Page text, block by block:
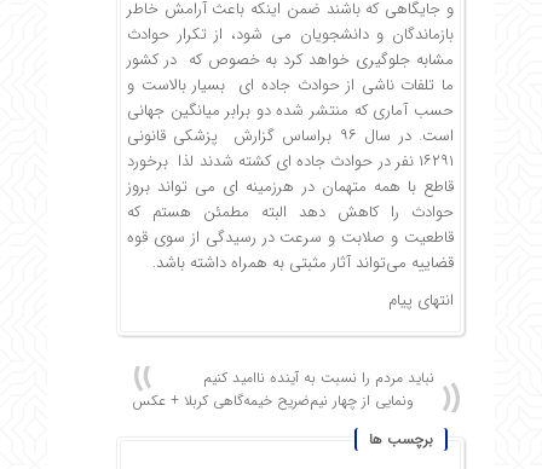
و جایگاهی که باشند ضمن اینکه باعث آرامش خاطر
بازماندگان و دانشجویان می شود، از تکرار حوادث
مشابه جلوگیری خواهد کرد به خصوص که در کشور
ما تلفات ناشی از حوادث جاده ای بسیار بالاست و
حسب آماری که منتشر شده دو برابر میانگین جهانی
است. در سال ۹۶ براساس گزارش پزشکی قانونی
۱۶۲۹۱ نفر در حوادث جاده ای کشته شدند لذا برخورد
قاطع با همه متهمان در هرزمینه ای می تواند بروز
حوادث را کاهش دهد البته مطمئن هستم که
قاطعیت و صلابت و سرعت در رسیدگی از سوی قوه
قضاییه می‌تواند آثار مثبتی به همراه داشته باشد.
انتهای پیام
نباید مردم را نسبت به آینده ناامید کنیم
ونمایی از چهار نیم‌ضریح خیمه‌گاهی کربلا + عکس
برچسب ها